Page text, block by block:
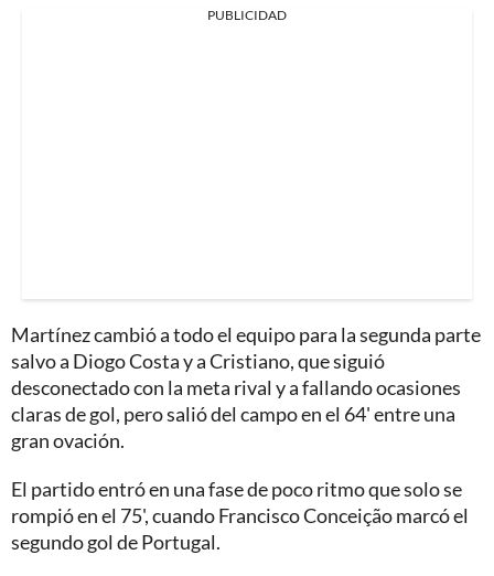
PUBLICIDAD
Martínez cambió a todo el equipo para la segunda parte
salvo a Diogo Costa y a Cristiano, que siguió
desconectado con la meta rival y a fallando ocasiones
claras de gol, pero salió del campo en el 64' entre una
gran ovación.
El partido entró en una fase de poco ritmo que solo se
rompió en el 75', cuando Francisco Conceição marcó el
segundo gol de Portugal.